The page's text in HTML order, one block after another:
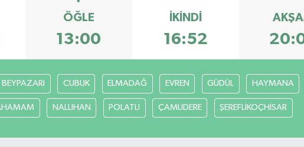
ÖĞLE
13:00
İKINDI
16:52
BEYPAZARI CUBUK ELMADAĞ EVREN GÜDÜL HAYMANA
NALLIHAN POLATLI ÇAMLIDERE ŞEREFLİKOÇHİSAR